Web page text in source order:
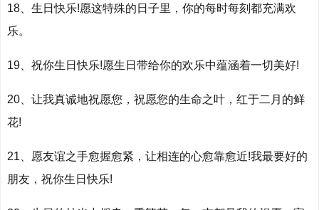
18、生日快乐!愿这特殊的日子里，你的每时每刻都充满欢
乐。
19、祝你生日快乐!愿生日带给你的欢乐中蕴涵着一切美好!
20、让我真诚地祝愿您，祝愿您的生命之叶，红于二月的鲜
花!
21、愿友谊之手愈握愈紧，让相连的心愈靠愈近!我最要好的
朋友，祝你生日快乐!